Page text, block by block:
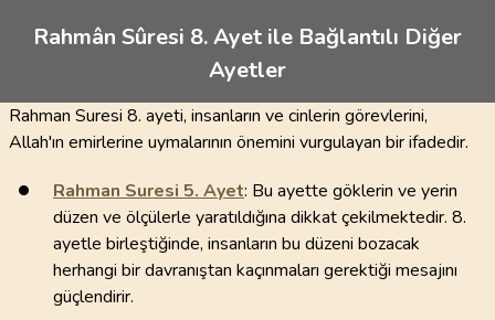
Rahmân Sûresi 8. Ayet ile Bağlantılı Diğer
Ayetler
Rahman Suresi 8. ayeti, insanların ve cinlerin görevlerini,
Allah'ın emirlerine uymalarının önemini vurgulayan bir ifadedir.
Rahman Suresi 5. Ayet: Bu ayette göklerin ve yerin
düzen ve ölçülerle yaratıldığına dikkat çekilmektedir. 8.
ayetle birleştiğinde, insanların bu düzeni bozacak
herhangi bir davranıştan kaçınmaları gerektiği mesajını
güçlendirir.